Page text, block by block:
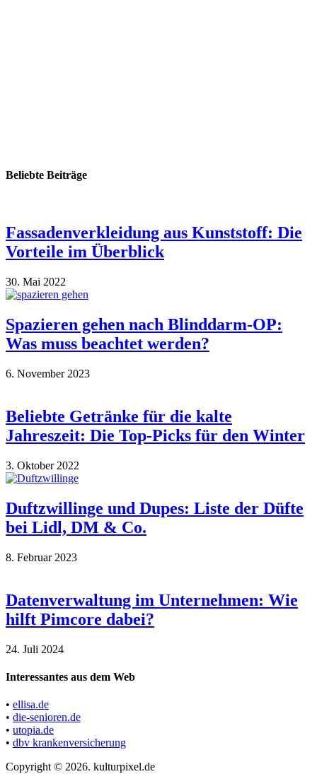
Beliebte Beiträge
Fassadenverkleidung aus Kunststoff: Die
Vorteile im Überblick
30. Mai 2022
Spazieren gehen nach Blinddarm-OP:
Was muss beachtet werden?
6. November 2023
Beliebte Getränke für die kalte
Jahreszeit: Die Top-Picks für den Winter
3. Oktober 2022
Duftzwillinge und Dupes: Liste der Düfte
bei Lidl, DM & Co.
8. Februar 2023
Datenverwaltung im Unternehmen: Wie
hilft Pimcore dabei?
24. Juli 2024
Interessantes aus dem Web
• ellisa.de
• die-senioren.de
• utopia.de
• dbv krankenversicherung
Copyright © 2026. kulturpixel.de